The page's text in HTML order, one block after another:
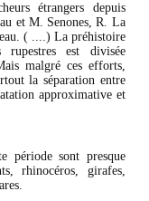
étrangers depuis
et M. Senones, R. La
( ....) La préhistoire
est divisée
malgré ces efforts,
la séparation entre
approximative et
période sont presque
rhinocéros, girafes,